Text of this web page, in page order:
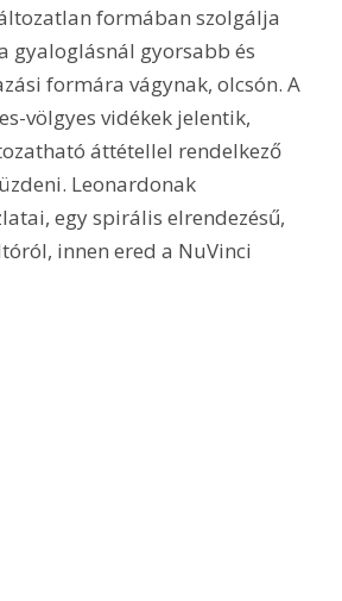
formában szolgálja
gyaloglásnál gyorsabb és
formára vágynak, olcsón. A
völgyes vidékek jelentik,
áttétellel rendelkező
Leonardonak
egy spirális elrendezésű,
innen ered a NuVinci